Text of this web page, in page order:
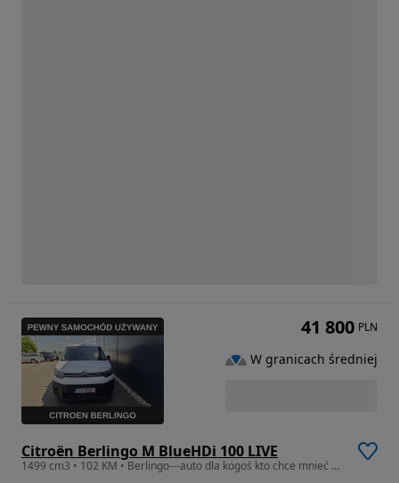
Citroën Berlingo M BlueHDi 100 LIVE
1499 cm3 • 102 KM • Berlingo---auto dla kogoś kto chce mnieć spokój--gotowe do jazdy
41 800 PLN
W granicach średniej